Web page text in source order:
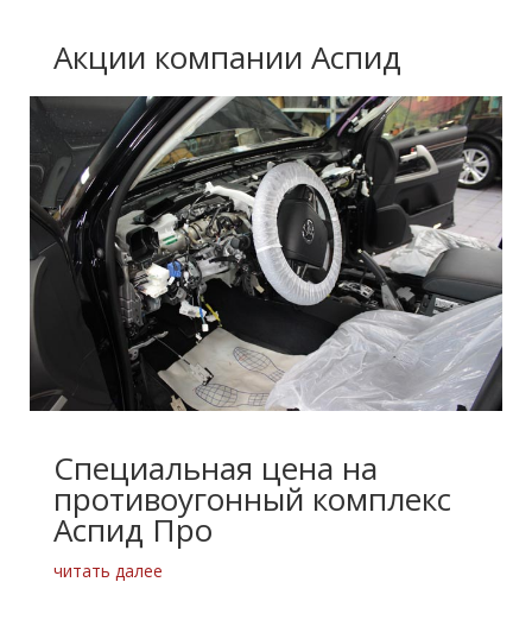
Акции компании Аспид
Специальная цена на
противоугонный комплекс
Аспид Про
читать далее